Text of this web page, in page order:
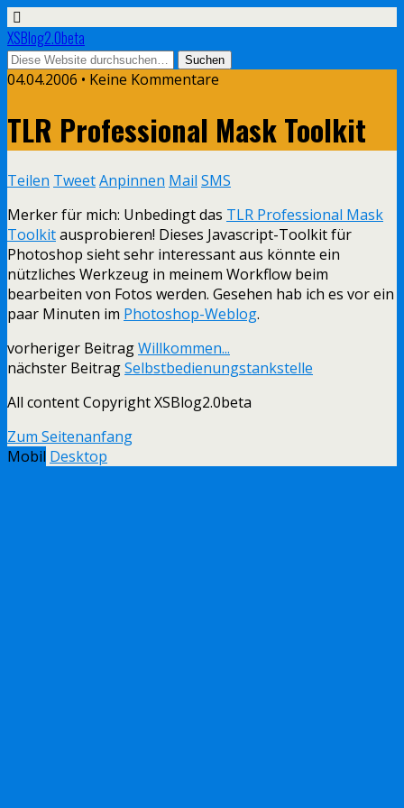
XSBlog2.0beta
04.04.2006 • Keine Kommentare
TLR Professional Mask Toolkit
Teilen TweetAnpinnen Mail SMS
Merker für mich: Unbedingt das TLR Professional Mask
Toolkitausprobieren! Dieses Javascript-Toolkit für
Photoshop sieht sehr interessant aus könnte ein
nützliches Werkzeug in meinem Workflow beim
bearbeiten von Fotos werden. Gesehen hab ich es vor ein
paar Minuten im Photoshop-Weblog.
vorheriger BeitragWillkommen...
nächster BeitragSelbstbedienungstankstelle
All content Copyright XSBlog2.0beta
Zum Seitenanfang
Mobil Desktop